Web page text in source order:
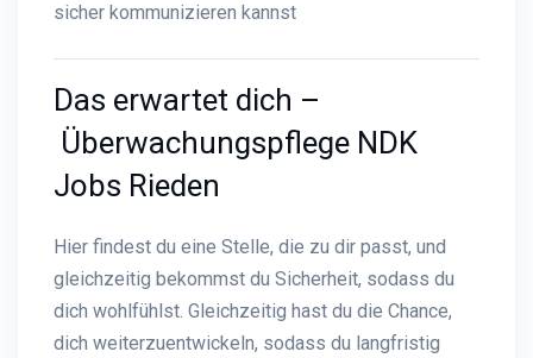
sicher kommunizieren kannst
Das erwartet dich –
Überwachungspflege NDK
Jobs Rieden
Hier findest du eine Stelle, die zu dir passt, und
gleichzeitig bekommst du Sicherheit, sodass du
dich wohlfühlst. Gleichzeitig hast du die Chance,
dich weiterzuentwickeln, sodass du langfristig